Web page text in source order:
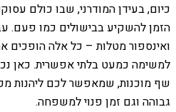
כיום, בעידן המודרני, שבו כולם
הזמן להשקיע בבישולים כמו פעם.
ואינספור מטלות – כל אלה
למשימה כמעט בלתי אפשרית. כאן
שף מוכנות, שמאפשר לכם ליהנות
גבוהה וגם זמן פנוי למשפחה.